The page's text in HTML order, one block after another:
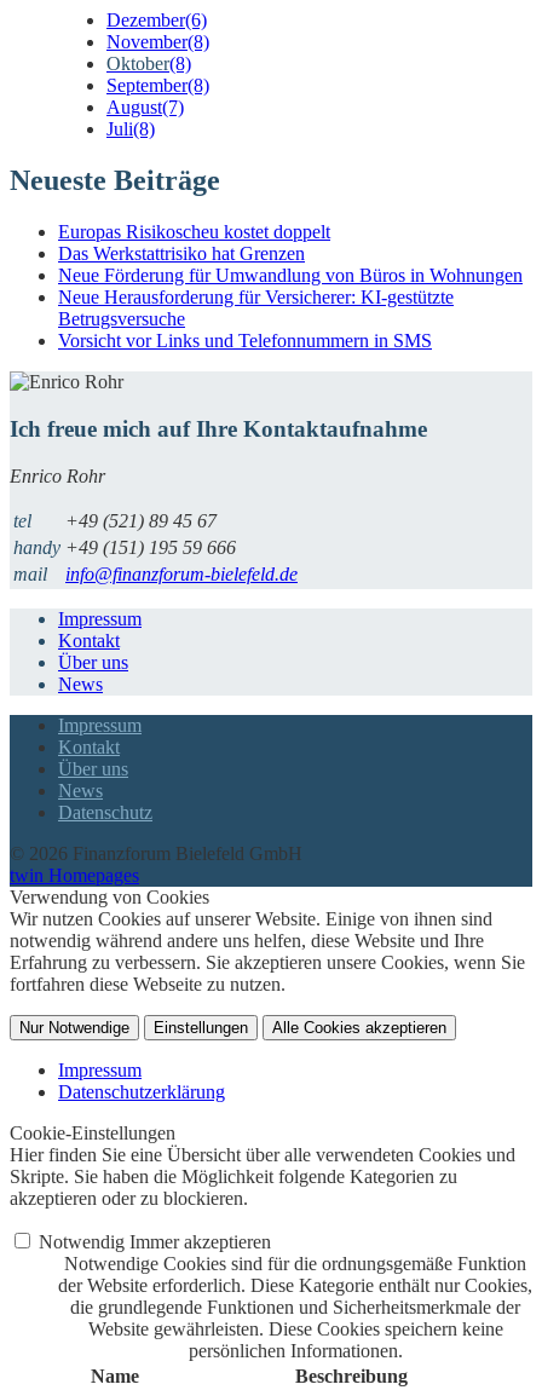
Dezember(6)
November(8)
Oktober(8)
September(8)
August(7)
Juli(8)
Neueste Beiträge
Europas Risikoscheu kostet doppelt
Das Werkstattrisiko hat Grenzen
Neue Förderung für Umwandlung von Büros in Wohnungen
Neue Herausforderung für Versicherer: KI-gestützte
Betrugsversuche
Vorsicht vor Links und Telefonnummern in SMS
Ich freue mich auf Ihre Kontaktaufnahme
Enrico Rohr
tel
+49 (521) 89 45 67
handy +49 (151) 195 59 666
mail
info@finanzforum-bielefeld.de
Impressum
Kontakt
Über uns
News
Impressum
Kontakt
Über uns
News
Datenschutz
© 2026 Finanzforum Bielefeld GmbH
twin Homepages
Verwendung von Cookies
Wir nutzen Cookies auf unserer Website. Einige von ihnen sind
notwendig während andere uns helfen, diese Website und Ihre
Erfahrung zu verbessern. Sie akzeptieren unsere Cookies, wenn Sie
fortfahren diese Webseite zu nutzen.
Nur Notwendige Einstellungen Alle Cookies akzeptieren
Impressum
Datenschutzerklärung
Cookie-Einstellungen
Hier finden Sie eine Übersicht über alle verwendeten Cookies und
Skripte. Sie haben die Möglichkeit folgende Kategorien zu
akzeptieren oder zu blockieren.
Notwendig Immer akzeptieren
Notwendige Cookies sind für die ordnungsgemäße Funktion
der Website erforderlich. Diese Kategorie enthält nur Cookies,
die grundlegende Funktionen und Sicherheitsmerkmale der
Website gewährleisten. Diese Cookies speichern keine
persönlichen Informationen.
Name
Beschreibung